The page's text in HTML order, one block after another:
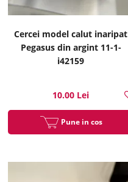
Cercei model calut inaripat
Pegasus din argint 11-1-
i42159
10.00 Lei
Pune in cos